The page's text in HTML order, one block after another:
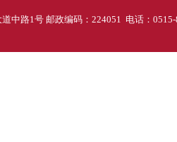
中路1号 邮政编码：224051 电话：